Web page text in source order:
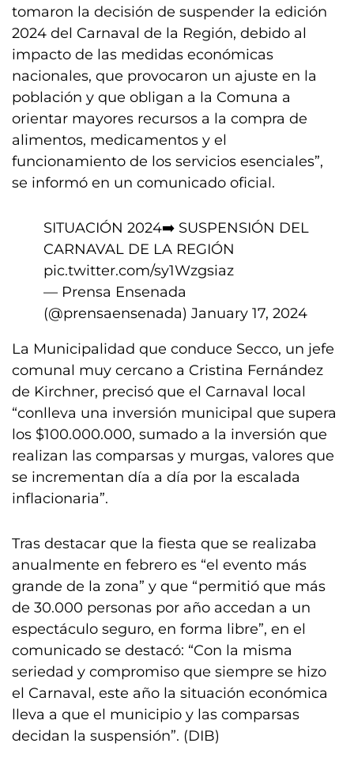
tomaron la decisión de suspender la edición
2024 del Carnaval de la Región, debido al
impacto de las medidas económicas
nacionales, que provocaron un ajuste en la
población y que obligan a la Comuna a
orientar mayores recursos a la compra de
alimentos, medicamentos y el
funcionamiento de los servicios esenciales”,
se informó en un comunicado oficial.
SITUACIÓN 2024➡️ SUSPENSIÓN DEL
CARNAVAL DE LA REGIÓN
pic.twitter.com/sy1Wzgsiaz
— Prensa Ensenada
(@prensaensenada) January 17, 2024
La Municipalidad que conduce Secco, un jefe
comunal muy cercano a Cristina Fernández
de Kirchner, precisó que el Carnaval local
“conlleva una inversión municipal que supera
los $100.000.000, sumado a la inversión que
realizan las comparsas y murgas, valores que
se incrementan día a día por la escalada
inflacionaria”.
Tras destacar que la fiesta que se realizaba
anualmente en febrero es “el evento más
grande de la zona” y que “permitió que más
de 30.000 personas por año accedan a un
espectáculo seguro, en forma libre”, en el
comunicado se destacó: “Con la misma
seriedad y compromiso que siempre se hizo
el Carnaval, este año la situación económica
lleva a que el municipio y las comparsas
decidan la suspensión”. (DIB)